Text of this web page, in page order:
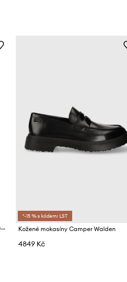
Kožené mokasíny Polo Ralph Lauren Alston Penny
*-15 % s kódem: LST
Kožené mokasíny Camper Walden
4849 Kč